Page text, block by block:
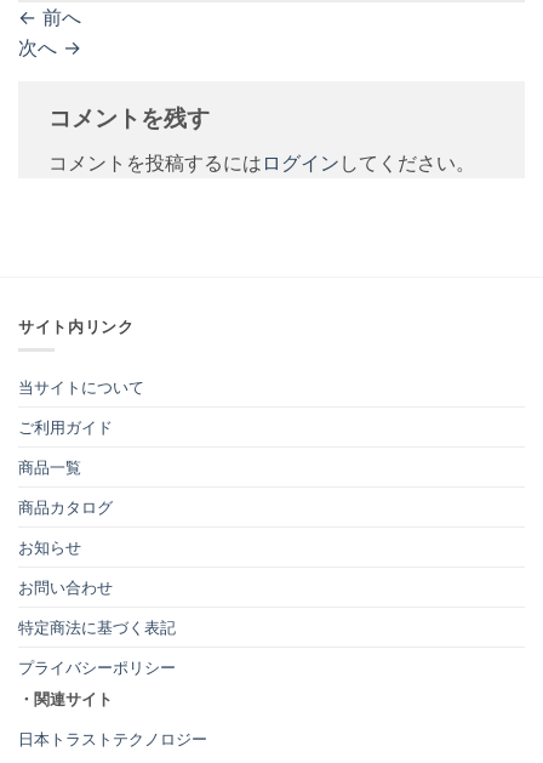
← 前へ
次へ →
コメントを残す
コメントを投稿するには ログイン してください。
サイト内リンク
当サイトについて
ご利用ガイド
商品一覧
商品カタログ
お知らせ
お問い合わせ
特定商法に基づく表記
プライバシーポリシー
・関連サイト
日本トラストテクノロジー